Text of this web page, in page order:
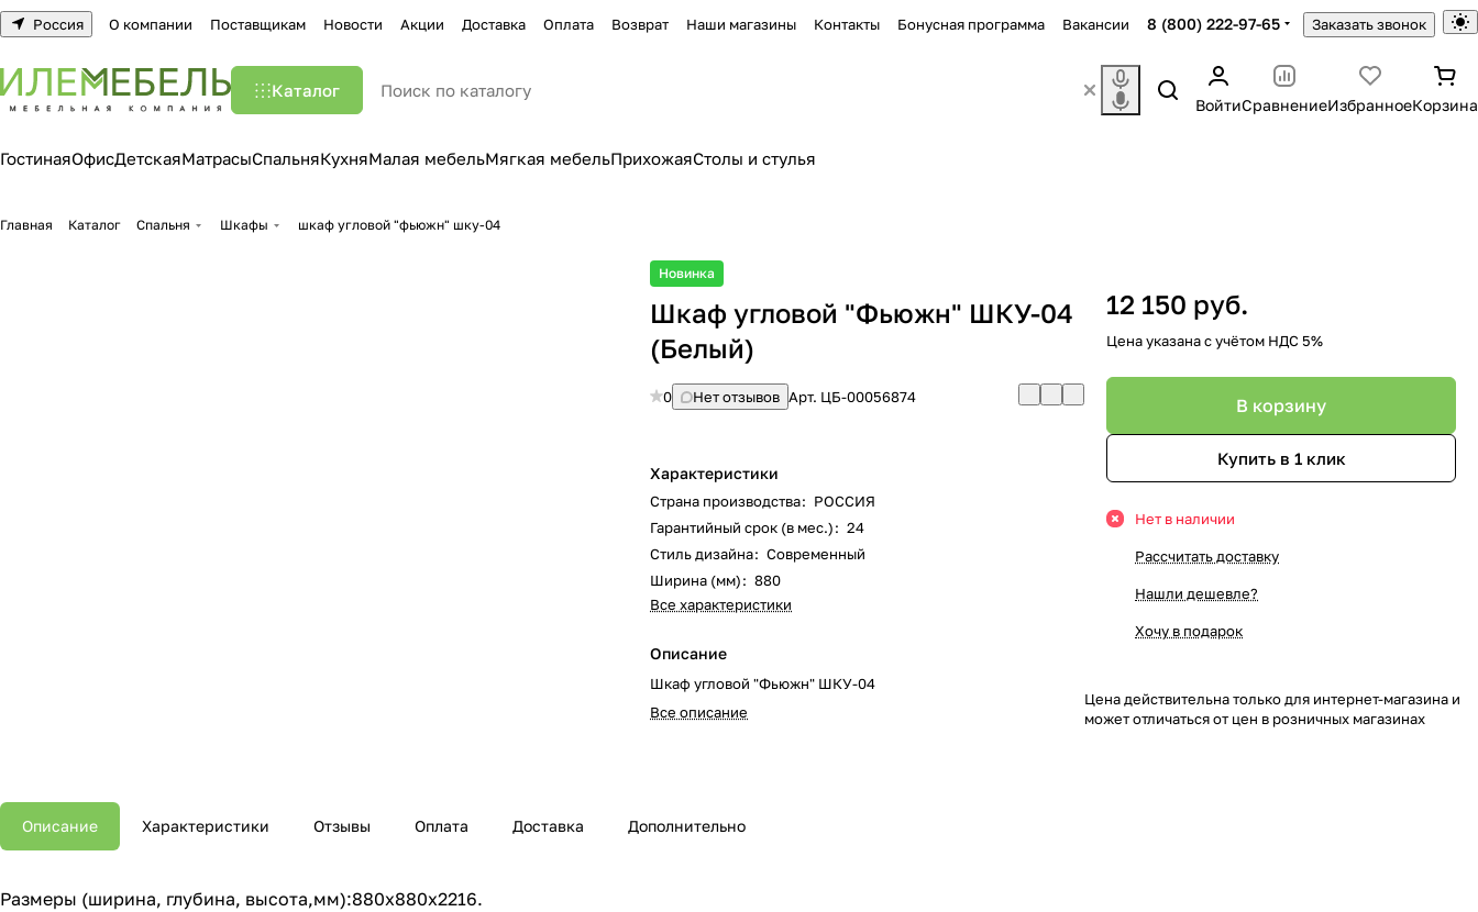
Россия О компании Поставщикам Новости Акции Доставка Оплата Возврат Наши магазины Контакты Бонусная программа Вакансии 8 (800) 222-97-65 Заказать звонок
Каталог
ВойтиСравнениеИзбранноеКорзина
ГостинаяОфисДетскаяМатрасыСпальняКухняМалая мебельМягкая мебельПрихожаяСтолы и стулья
Главная Каталог Спальня Шкафы шкаф угловой "фьюжн" шку-04
Новинка
Шкаф угловой "Фьюжн" ШКУ-04
(Белый)
0 Нет отзывов Арт. ЦБ-00056874
Характеристики
Страна производства: РОССИЯ
Гарантийный срок (в мес.): 24
Стиль дизайна: Современный
Ширина (мм): 880
Все характеристики
Описание
Шкаф угловой "Фьюжн" ШКУ-04
Все описание
12 150 руб.
Цена указана с учётом НДС 5%
В корзину
Купить в 1 клик
Нет в наличии
Рассчитать доставку
Нашли дешевле?
Хочу в подарок
Цена действительна только для интернет-магазина и
может отличаться от цен в розничных магазинах
Описание Характеристики Отзывы Оплата Доставка Дополнительно
Размеры (ширина, глубина, высота,мм):880x880x2216.